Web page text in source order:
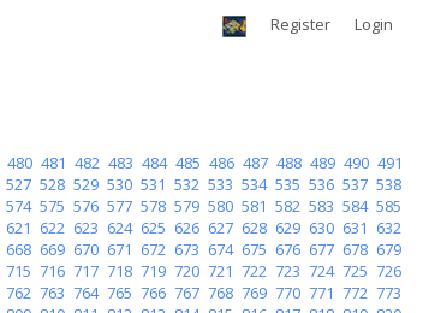
Register Login
480 481 482 483 484 485 486 487 488 489 490 491
527 528 529 530 531 532 533 534 535 536 537 538
574 575 576 577 578 579 580 581 582 583 584 585
621 622 623 624 625 626 627 628 629 630 631 632
668 669 670 671 672 673 674 675 676 677 678 679
715 716 717 718 719 720 721 722 723 724 725 726
762 763 764 765 766 767 768 769 770 771 772 773